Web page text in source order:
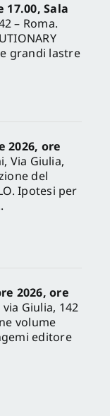
17.00, Sala
– Roma.
grandi lastre
2026, ore
Via Giulia,
del
Ipotesi per
2026, ore
Giulia, 142
volume
editore